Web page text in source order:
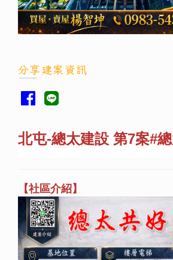
分享建案資訊
北屯-總太建設 第7案#
【社區介紹】